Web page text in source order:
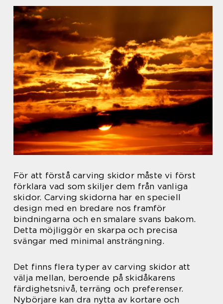
För att förstå carving skidor måste vi först
förklara vad som skiljer dem från vanliga
skidor. Carving skidorna har en speciell
design med en bredare nos framför
bindningarna och en smalare svans bakom.
Detta möjliggör en skarpa och precisa
svängar med minimal ansträngning.
Det finns flera typer av carving skidor att
välja mellan, beroende på skidåkarens
färdighetsnivå, terräng och preferenser.
Nybörjare kan dra nytta av kortare och